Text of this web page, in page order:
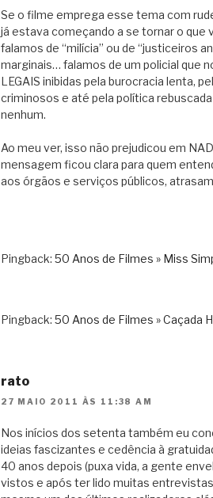
Se o filme emprega esse tema com
já estava começando a se tornar o que
falamos de “milícia” ou de “justiceiros
marginais… falamos de um policial que
LEGAIS inibidas pela burocracia lenta,
criminosos e até pela política
nenhum.
Ao meu ver, isso não prejudicou em
mensagem ficou clara para quem
aos órgãos e serviços públicos, atrasam
Pingback: 50 Anos de Filmes » Miss
Pingback: 50 Anos de Filmes » Caçada
rato
27 MAIO 2011 ÀS 11:38 AM
Nos inícios dos setenta também eu
ideias fascizantes e cedência à
40 anos depois (puxa vida, a gente
vistos e após ter lido muitas